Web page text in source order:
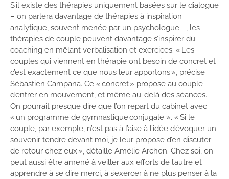
S’il existe des thérapies uniquement basées sur le dialogue
– on parlera davantage de thérapies à inspiration
analytique, souvent menée par un psychologue –, les
thérapies de couple peuvent davantage s’inspirer du
coaching en mêlant verbalisation et exercices. « Les
couples qui viennent en thérapie ont besoin de concret et
c’est exactement ce que nous leur apportons », précise
Sébastien Campana. Ce « concret » propose au couple
d’entrer en mouvement, et même au-delà des séances.
On pourrait presque dire que l’on repart du cabinet avec
« un programme de gymnastique conjugale ». « Si le
couple, par exemple, n’est pas à l’aise à l’idée d’évoquer un
souvenir tendre devant moi, je leur propose d’en discuter
de retour chez eux », détaille Amélie Archen. Chez soi, on
peut aussi être amené à veiller aux efforts de l’autre et
apprendre à se dire merci, à s’exercer à ne plus penser à la